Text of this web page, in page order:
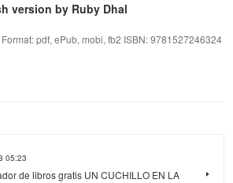
version by Ruby Dhal
pdf, ePub, mobi, fb2 ISBN: 9781527246324
05:23
de libros gratis UN CUCHILLO EN LA